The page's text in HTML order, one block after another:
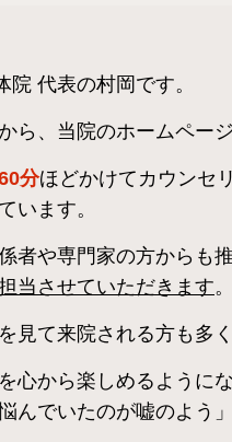
代表の村岡です。
ら、当院のホームペー
分ほどかけてカウンセ
います。
者や専門家の方からも
当させていただきます。
見て来院される方も多く
心から楽しめるようにな
んでいたのが嘘のよう」